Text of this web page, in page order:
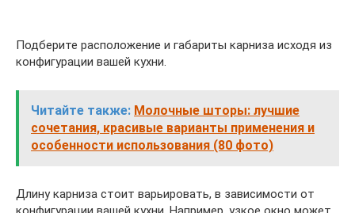
Подберите расположение и габариты карниза исходя из
конфигурации вашей кухни.
Читайте также: Молочные шторы: лучшие
сочетания, красивые варианты применения и
особенности использования (80 фото)
Длину карниза стоит варьировать, в зависимости от